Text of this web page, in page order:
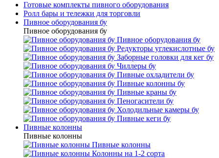
Готовые комплекты пивного оборудования
Ролл бары и тележки для торговли
Пивное оборудования бу
Пивное оборудования бу
Пивное оборудования бу
Редукторы углекислотные бу
Заборные головки для кег бу
Чиллеры бу
Пивные охладители бу
Пивные колонны бу
Пивные краны бу
Пеногасители бу
Холодильные камеры бу
Пивные кеги бу
Пивные колонны
Пивные колонны
Пивные колонны
Колонны на 1-2 сорта